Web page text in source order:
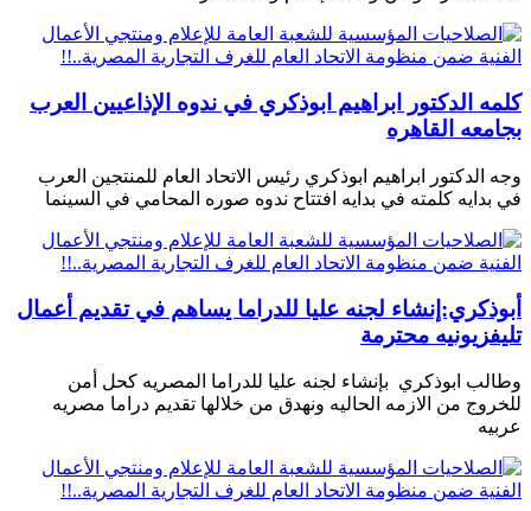
كلمه الدكتور ابراهيم ابوذكري في ندوه الإذاعيين العرب
بجامعه القاهره
وجه الدكتور ابراهيم ابوذكري رئيس الاتحاد العام للمنتجين العرب
في بدايه كلمته في بدايه افتتاح ندوه صوره المحامي في السينما
أبوذكري:إنشاء لجنه عليا للدراما يساهم في تقديم أعمال
تليفزيونيه محترمة
وطالب ابوذكري بإنشاء لجنه عليا للدراما المصريه كحل أمن
للخروج من الازمه الحاليه ونهدق من خلالها تقديم دراما مصريه
عربيه